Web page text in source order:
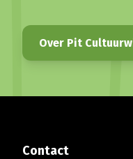
Over Pit
Contact